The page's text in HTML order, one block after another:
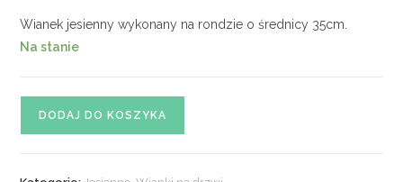
Wianek jesienny wykonany na rondzie o średnicy 35cm.
Na stanie
DODAJ DO KOSZYKA